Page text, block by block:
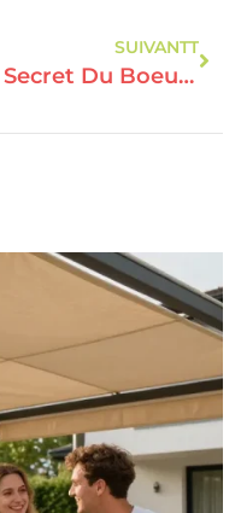
SUIVANTT
Le Secret Du Boeuf Au Soja : Fusion Inattendue Et Saveurs Inoubliables